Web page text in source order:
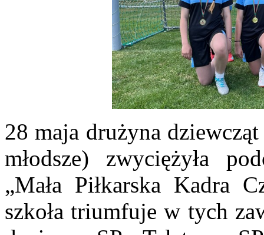
28 maja drużyna
młodsze) zwyciężyła
„Mała Piłkarska Kadra
szkoła triumfuje w tych